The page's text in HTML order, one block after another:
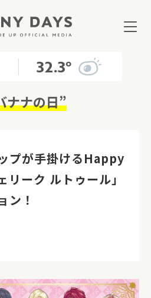
32.3°
ナナの日”
プが手掛けるHappy
リーク ルトゥール」
ン！